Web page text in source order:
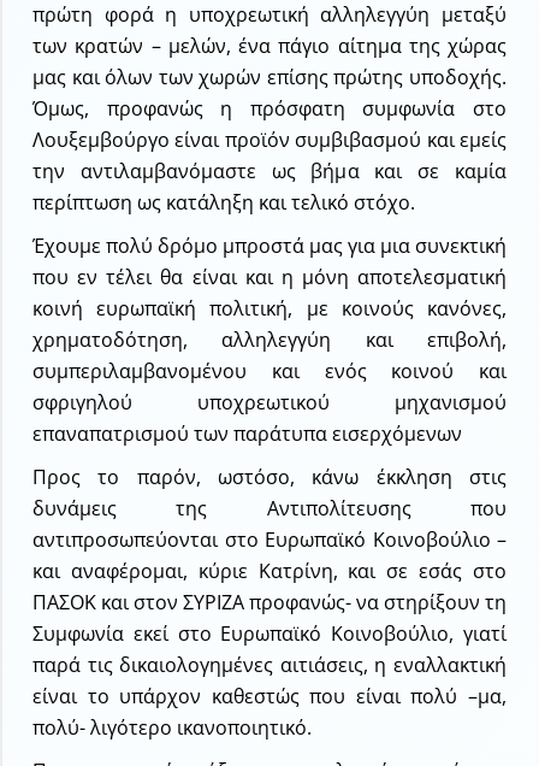
πρώτη φορά η υποχρεωτική αλληλεγγύη μεταξύ
των κρατών – μελών, ένα πάγιο αίτημα της χώρας
μας και όλων των χωρών επίσης πρώτης υποδοχής.
Όμως, προφανώς η πρόσφατη συμφωνία στο
Λουξεμβούργο είναι προϊόν συμβιβασμού και εμείς
την αντιλαμβανόμαστε ως βήμα και σε καμία
περίπτωση ως κατάληξη και τελικό στόχο.
Έχουμε πολύ δρόμο μπροστά μας για μια συνεκτική
που εν τέλει θα είναι και η μόνη αποτελεσματική
κοινή ευρωπαϊκή πολιτική, με κοινούς κανόνες,
χρηματοδότηση, αλληλεγγύη και επιβολή,
συμπεριλαμβανομένου και ενός κοινού και
σφριγηλού υποχρεωτικού μηχανισμού
επαναπατρισμού των παράτυπα εισερχόμενων
Προς το παρόν, ωστόσο, κάνω έκκληση στις
δυνάμεις της Αντιπολίτευσης που
αντιπροσωπεύονται στο Ευρωπαϊκό Κοινοβούλιο –
και αναφέρομαι, κύριε Κατρίνη, και σε εσάς στο
ΠΑΣΟΚ και στον ΣΥΡΙΖΑ προφανώς- να στηρίξουν τη
Συμφωνία εκεί στο Ευρωπαϊκό Κοινοβούλιο, γιατί
παρά τις δικαιολογημένες αιτιάσεις, η εναλλακτική
είναι το υπάρχον καθεστώς που είναι πολύ –μα,
πολύ- λιγότερο ικανοποιητικό.